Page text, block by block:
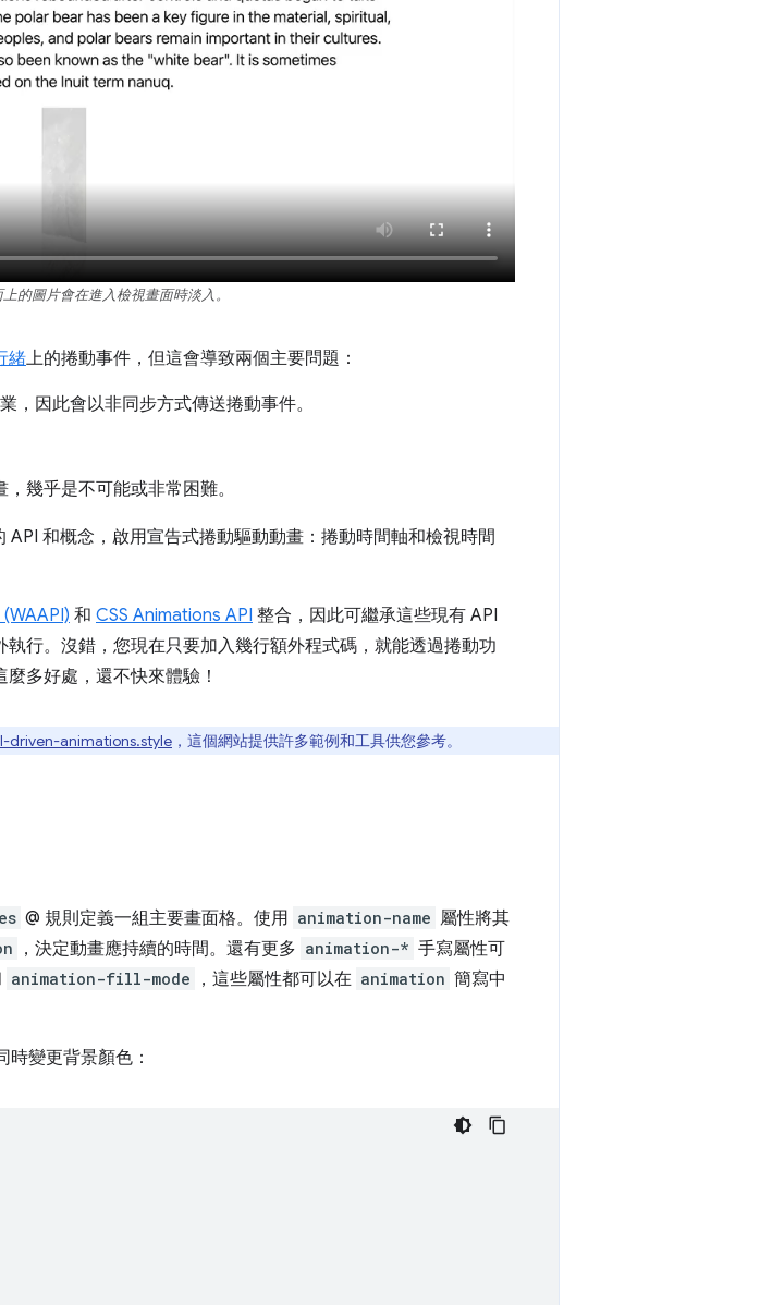
的圖片會在進入檢視畫面時淡入。
緒上的捲動事件，但這會導致兩個主要問題：
，因此會以非同步方式傳送捲動事件。
幾乎是不可能或非常困難。
和概念，啟用宣告式捲動驅動動畫：捲動時間軸和檢視時間
和 CSS Animations API 整合，因此可繼承這些現有 API
行。沒錯，您現在只要加入幾行額外程式碼，就能透過捲動功
多好處，還不快來體驗！
driven-animations.style ，這個網站提供許多範例和工具供您參考。
@ 規則定義一組主要畫面格。使用 animation-name 屬性將其
，決定動畫應持續的時間。還有更多 animation-* 手寫屬性可
animation-fill-mode ，這些屬性都可以在 animation 簡寫中
變更背景顏色：